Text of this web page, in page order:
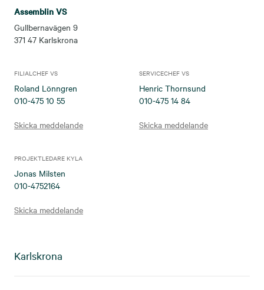
Assemblin VS
Gullbernavägen 9
371 47 Karlskrona
FILIALCHEF VS
Roland Lönngren
010-475 10 55
Skicka meddelande
SERVICECHEF VS
Henric Thornsund
010-475 14 84
Skicka meddelande
PROJEKTLEDARE KYLA
Jonas Milsten
010-4752164
Skicka meddelande
Karlskrona